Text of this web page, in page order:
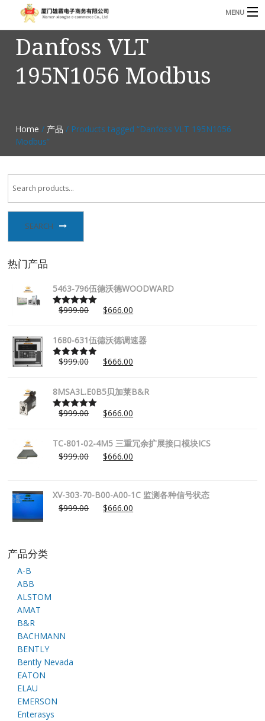
MENU
3221366881@qq.com Phone: +86 17750010683
首页
资讯
联系我们
Danfoss VLT
195N1056 Modbus
Home / 产品 / Products tagged “Danfoss VLT 195N1056
Modbus”
SEARCH
热门产品
5463-796伍德沃德WOODWARD
Rated5.00
$999.00 $666.00
1680-631伍德沃德调速器
Rated5.00
$999.00 $666.00
8MSA3L.E0B5贝加莱B&R
Rated5.00
$999.00 $666.00
TC-801-02-4M5 三重冗余扩展接口模块ICS
$999.00 $666.00
XV-303-70-B00-A00-1C 监测各种信号状态
$999.00 $666.00
产品分类
A-B
ABB
ALSTOM
AMAT
B&R
BACHMANN
BENTLY
Bently Nevada
EATON
ELAU
EMERSON
Enterasys